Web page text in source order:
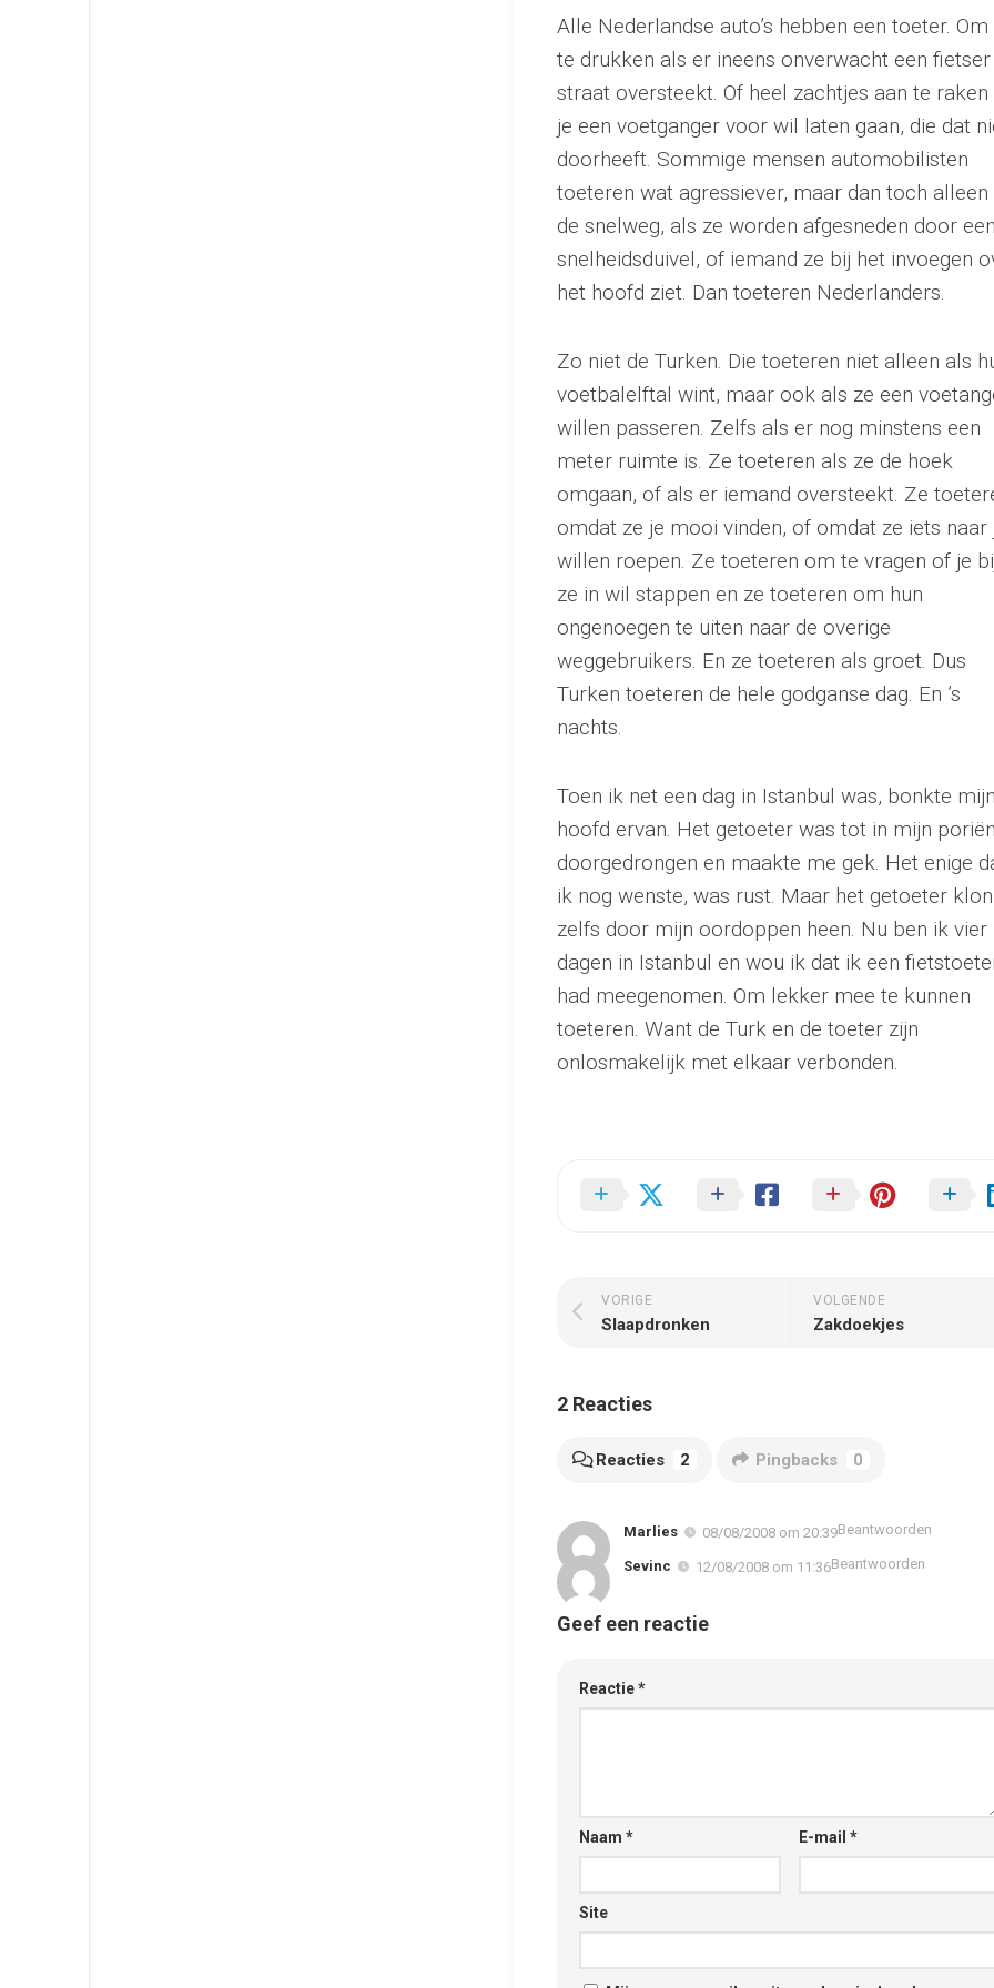
Alle Nederlandse auto’s hebben een toeter. Om
te drukken als er ineens onverwacht een fietser
straat oversteekt. Of heel zachtjes aan te raken
je een voetganger voor wil laten gaan, die dat
doorheeft. Sommige mensen automobilisten
toeteren wat agressiever, maar dan toch alleen
de snelweg, als ze worden afgesneden door een
snelheidsduivel, of iemand ze bij het invoegen
het hoofd ziet. Dan toeteren Nederlanders.
Zo niet de Turken. Die toeteren niet alleen als
voetbalelftal wint, maar ook als ze een
willen passeren. Zelfs als er nog minstens een
meter ruimte is. Ze toeteren als ze de hoek
omgaan, of als er iemand oversteekt. Ze
omdat ze je mooi vinden, of omdat ze iets naar
willen roepen. Ze toeteren om te vragen of je
ze in wil stappen en ze toeteren om hun
ongenoegen te uiten naar de overige
weggebruikers. En ze toeteren als groet. Dus
Turken toeteren de hele godganse dag. En ’s
nachts.
Toen ik net een dag in Istanbul was, bonkte mijn
hoofd ervan. Het getoeter was tot in mijn poriën
doorgedrongen en maakte me gek. Het enige
ik nog wenste, was rust. Maar het getoeter
zelfs door mijn oordoppen heen. Nu ben ik vier
dagen in Istanbul en wou ik dat ik een
had meegenomen. Om lekker mee te kunnen
toeteren. Want de Turk en de toeter zijn
onlosmakelijk met elkaar verbonden.
VOLGENDE
Zakdoekjes
VORIGE
Slaapdronken
2 Reacties
Reacties 2 Pingbacks 0
Marlies 08/08/2008 om 20:39Beantwoorden
Sevinc 12/08/2008 om 11:36Beantwoorden
Geef een reactie
Reactie*
Naam * E-mail *
Site